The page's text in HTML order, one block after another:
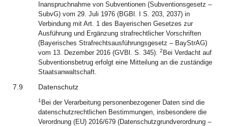
Inanspruchnahme von Subventionen (Subventionsgesetz –
SubvG) vom 29. Juli 1976 (BGBl. I S. 203, 2037) in
Verbindung mit Art. 1 des Bayerischen Gesetzes zur
Ausführung und Ergänzung strafrechtlicher Vorschriften
(Bayerisches Strafrechtsausführungsgesetz – BayStrAG)
vom 13. Dezember 2016 (GVBl. S. 345). 2 Bei Verdacht auf
Subventionsbetrug erfolgt eine Mitteilung an die zuständige
Staatsanwaltschaft.
7.9 Datenschutz
1 Bei der Verarbeitung personenbezogener Daten sind die
datenschutzrechtlichen Bestimmungen, insbesondere die
Verordnung (EU) 2016/679 (Datenschutzgrundverordnung –